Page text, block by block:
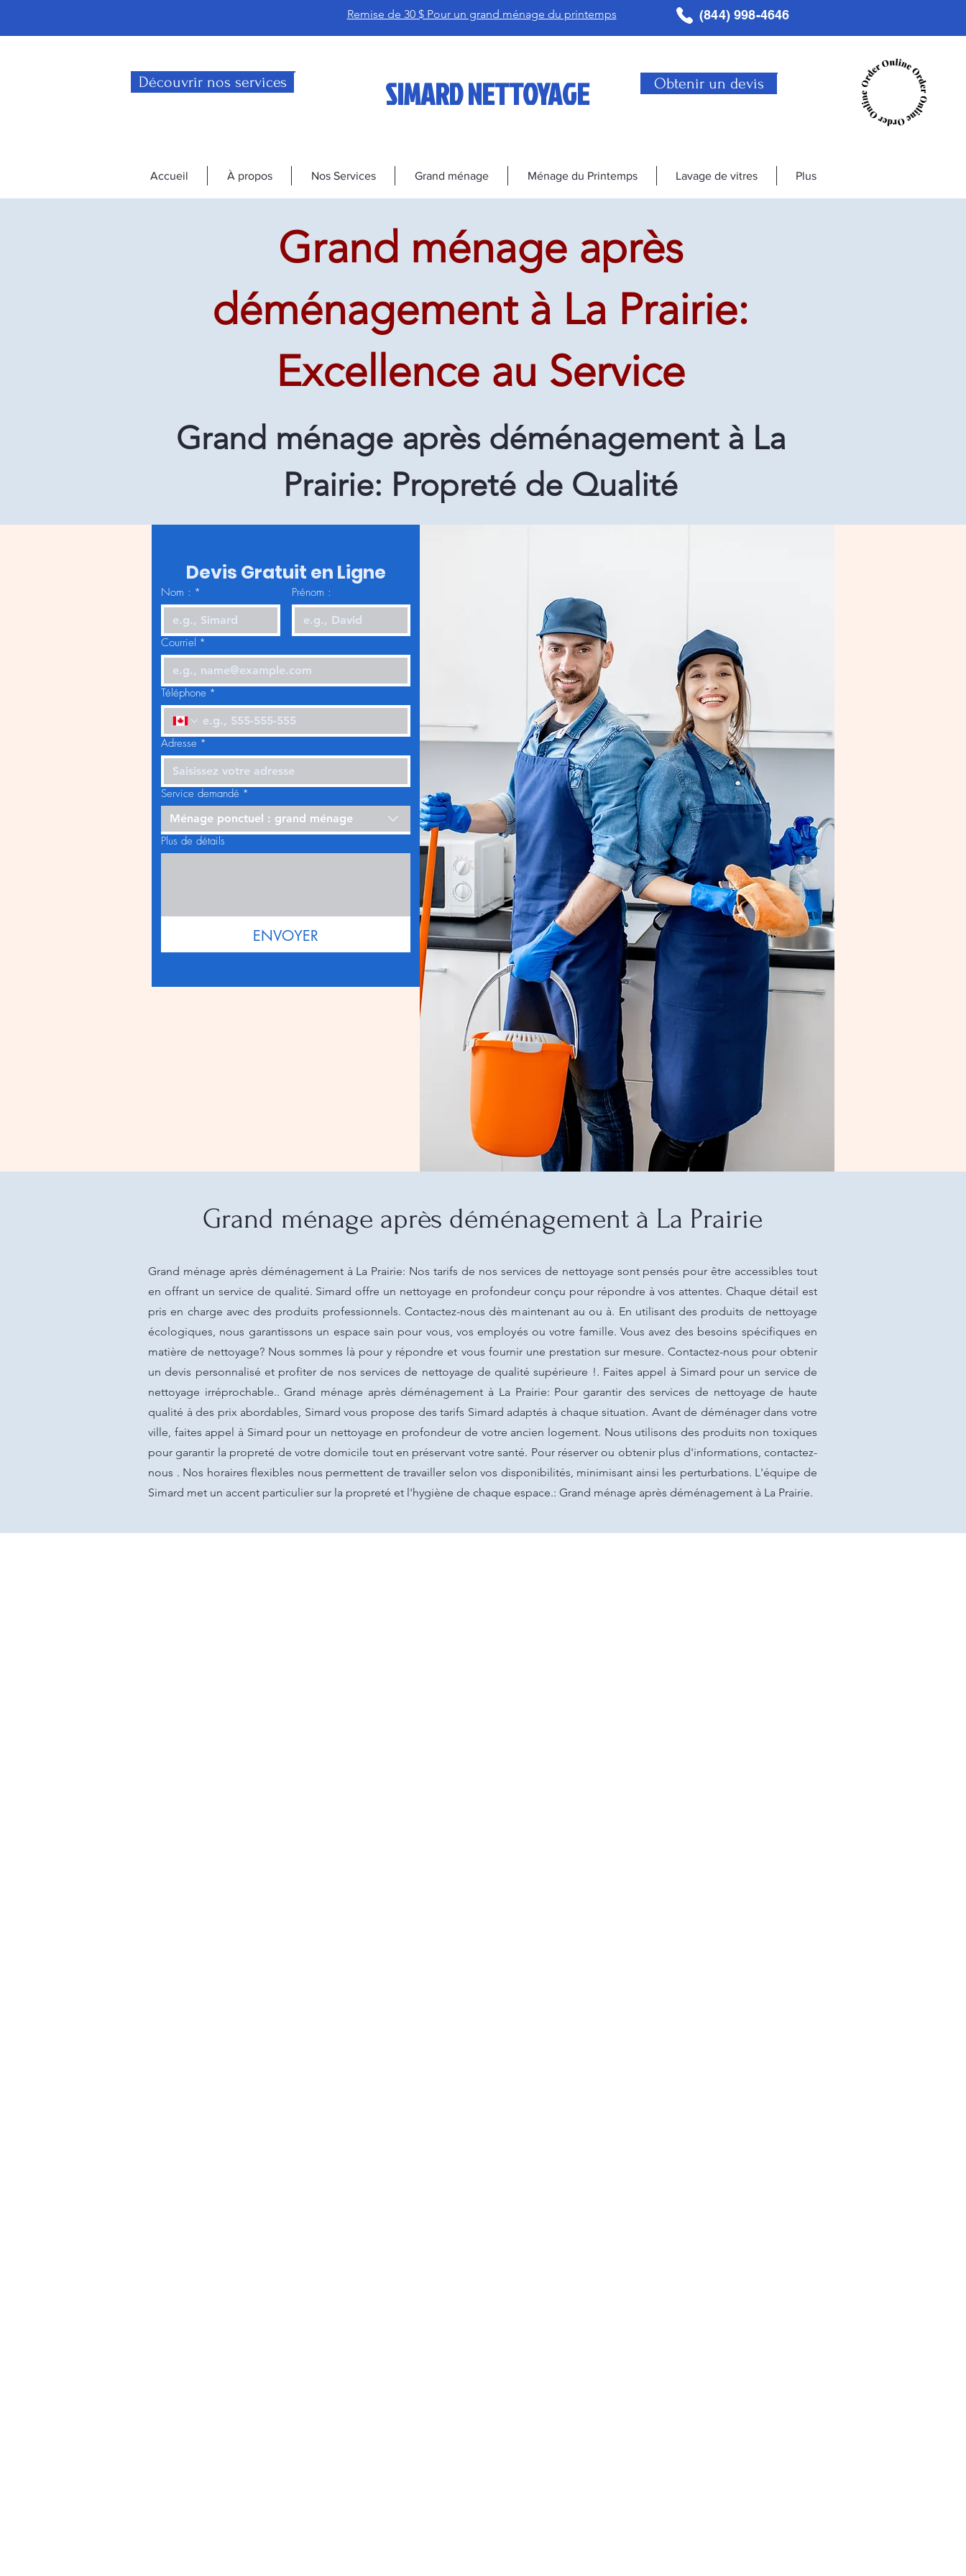
Remise de 30 $ Pour un grand ménage du printemps (844) 998-4646
Découvrir nos services SIMARD NETTOYAGE Obtenir un devis
Accueil À propos Nos Services Grand ménage Ménage du Printemps Lavage de vitres Plus
Grand ménage après
déménagement à La Prairie:
Excellence au Service
Grand ménage après déménagement à La
Prairie: Propreté de Qualité
Devis Gratuit en Ligne
Nom : * Prénom :
Courriel *
Téléphone *
Adresse *
Service demandé *
Ménage ponctuel : grand ménage
Plus de détails
ENVOYER
Grand ménage après déménagement à La Prairie
Grand ménage après déménagement à La Prairie: Nos tarifs de nos services de nettoyage sont pensés pour être accessibles tout
en offrant un service de qualité. Simard offre un nettoyage en profondeur conçu pour répondre à vos attentes. Chaque détail est
pris en charge avec des produits professionnels. Contactez-nous dès maintenant au ou à. En utilisant des produits de nettoyage
écologiques, nous garantissons un espace sain pour vous, vos employés ou votre famille. Vous avez des besoins spécifiques en
matière de nettoyage? Nous sommes là pour y répondre et vous fournir une prestation sur mesure. Contactez-nous pour obtenir
un devis personnalisé et profiter de nos services de nettoyage de qualité supérieure !. Faites appel à Simard pour un service de
nettoyage irréprochable.. Grand ménage après déménagement à La Prairie: Pour garantir des services de nettoyage de haute
qualité à des prix abordables, Simard vous propose des tarifs Simard adaptés à chaque situation. Avant de déménager dans votre
ville, faites appel à Simard pour un nettoyage en profondeur de votre ancien logement. Nous utilisons des produits non toxiques
pour garantir la propreté de votre domicile tout en préservant votre santé. Pour réserver ou obtenir plus d'informations, contactez-
nous . Nos horaires flexibles nous permettent de travailler selon vos disponibilités, minimisant ainsi les perturbations. L'équipe de
Simard met un accent particulier sur la propreté et l'hygiène de chaque espace.: Grand ménage après déménagement à La Prairie.